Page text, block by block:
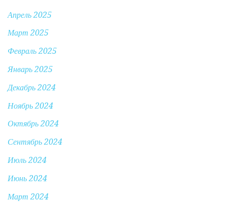
Апрель 2025
Март 2025
Февраль 2025
Январь 2025
Декабрь 2024
Ноябрь 2024
Октябрь 2024
Сентябрь 2024
Июль 2024
Июнь 2024
Март 2024